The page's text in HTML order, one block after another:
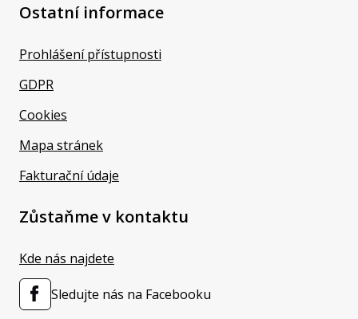
Ostatní informace
Prohlášení přístupnosti
GDPR
Cookies
Mapa stránek
Fakturační údaje
Zůstaňme v kontaktu
Kde nás najdete
Sledujte nás na Facebooku